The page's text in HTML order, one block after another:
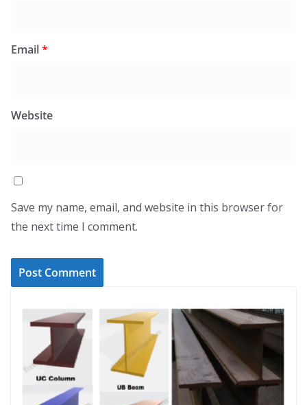
Email*
Website
Save my name, email, and website in this browser for
the next time I comment.